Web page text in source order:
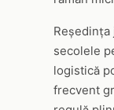
secolele
logistică
frecvent